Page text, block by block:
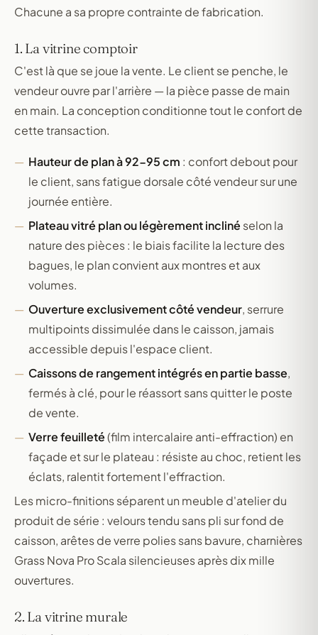
Chacune a sa propre contrainte de fabrication.
1. La vitrine comptoir
C'est là que se joue la vente. Le client se penche, le
vendeur ouvre par l'arrière — la pièce passe de main
en main. La conception conditionne tout le confort de
cette transaction.
Hauteur de plan à 92-95 cm : confort debout pour
le client, sans fatigue dorsale côté vendeur sur une
journée entière.
Plateau vitré plan ou légèrement incliné selon la
nature des pièces : le biais facilite la lecture des
bagues, le plan convient aux montres et aux
volumes.
Ouverture exclusivement côté vendeur, serrure
multipoints dissimulée dans le caisson, jamais
accessible depuis l'espace client.
Caissons de rangement intégrés en partie basse,
fermés à clé, pour le réassort sans quitter le poste
de vente.
Verre feuilleté(film intercalaire anti-effraction) en
façade et sur le plateau : résiste au choc, retient les
éclats, ralentit fortement l'effraction.
Les micro-finitions séparent un meuble d'atelier du
produit de série : velours tendu sans pli sur fond de
caisson, arêtes de verre polies sans bavure, charnières
Grass Nova Pro Scala silencieuses après dix mille
ouvertures.
2. La vitrine murale